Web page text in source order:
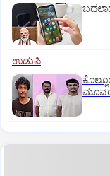
ಉಡುಪಿ